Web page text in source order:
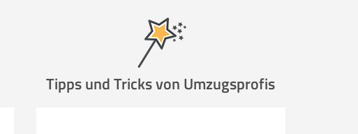
ICH MÖCHTE ANGEBOTE ANFORDERN
Tipps und Tricks von Umzugsprofis